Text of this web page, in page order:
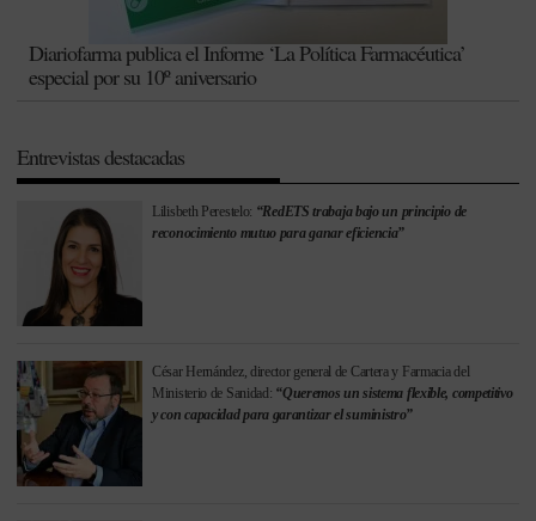
Diariofarma publica el Informe ‘La Política Farmacéutica’
especial por su 10º aniversario
Entrevistas destacadas
Lilisbeth Perestelo: “RedETS trabaja bajo un principio de
reconocimiento mutuo para ganar eficiencia”
César Hernández, director general de Cartera y Farmacia del
Ministerio de Sanidad: “Queremos un sistema flexible, competitivo
y con capacidad para garantizar el suministro”